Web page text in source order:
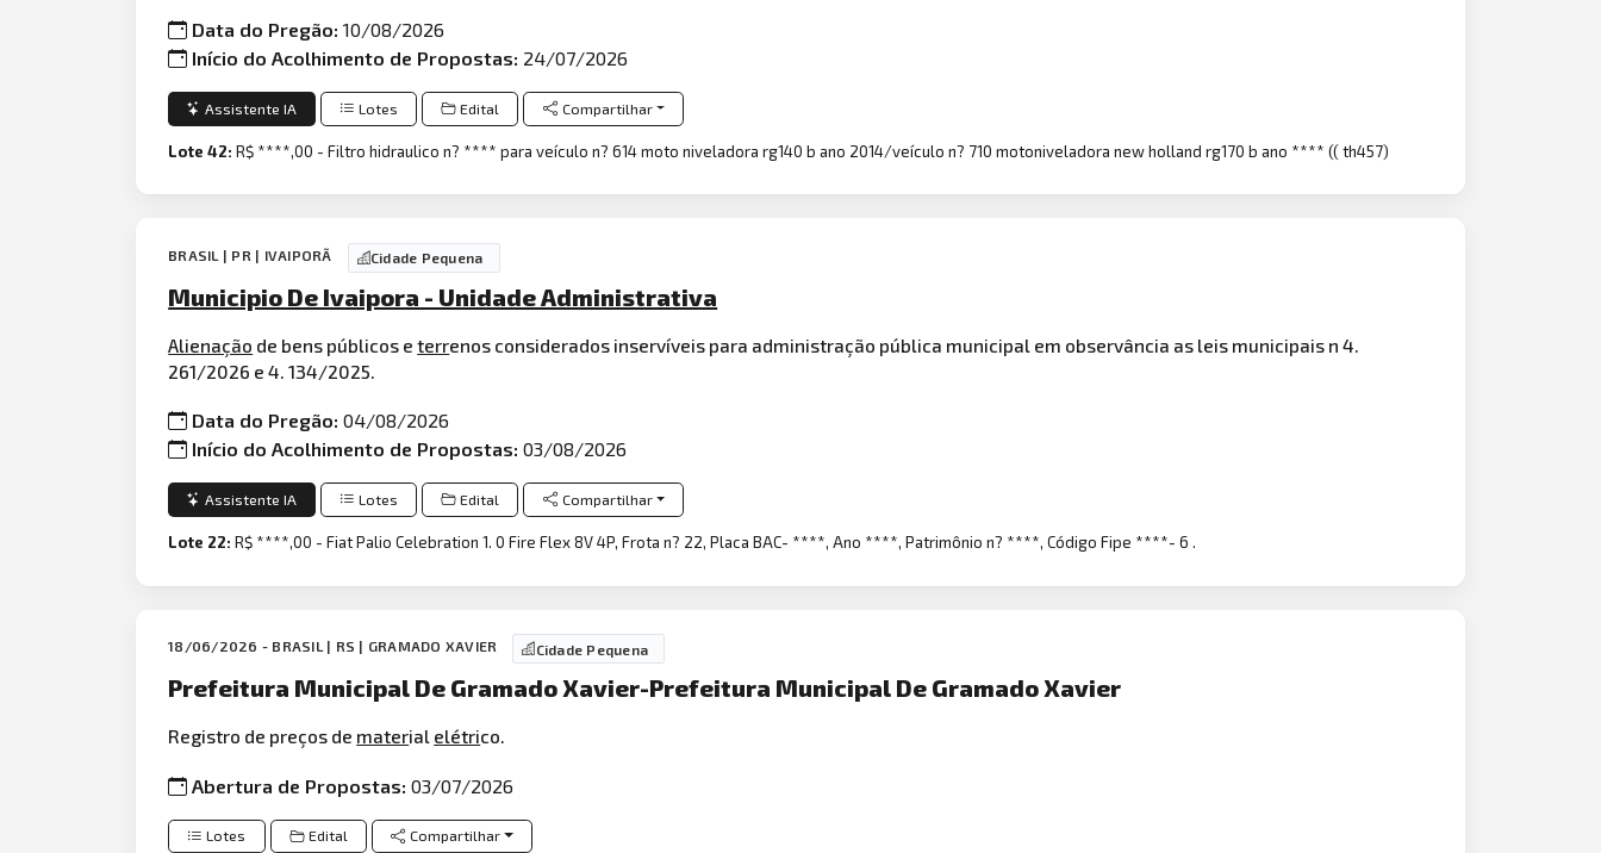
Data do Pregão:10/08/2026
Início do Acolhimento de Propostas: 24/07/2026
Assistente IA Lotes Edital Compartilhar
Lote 42:R$ ****,00 - Filtro hidraulico n? **** para veículo n? 614 moto niveladora rg140 b ano 2014/veículo n? 710 motoniveladora new holland rg170 b ano **** (( th457)
BRASIL | PR | IVAIPORÃ Cidade Pequena
Municipio De Ivaipora - Unidade Administrativa
Alienação de bens públicos eterrenos considerados inservíveis para administração pública municipal em observância as leis municipais n 4.
261/2026 e 4. 134/2025.
Data do Pregão:04/08/2026
Início do Acolhimento de Propostas:03/08/2026
Assistente IA Lotes Edital Compartilhar
Lote 22:R$ ****,00 - Fiat Palio Celebration 1. 0 Fire Flex 8V 4P, Frota n? 22, Placa BAC- ****, Ano ****, Patrimônio n? ****, Código Fipe ****- 6 .
18/06/2026 - BRASIL | RS | GRAMADO XAVIER Cidade Pequena
Prefeitura Municipal De Gramado Xavier-Prefeitura Municipal De Gramado Xavier
Registro de preços de material elétrico.
Abertura de Propostas:03/07/2026
Lotes Edital Compartilhar